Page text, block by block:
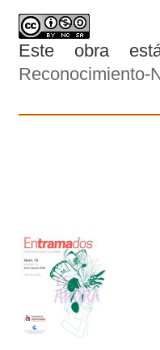
Este obra
Reconocimiento-